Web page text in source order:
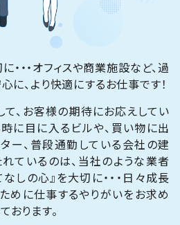
・・・オフィスや商業施設など、過
に、より快適にするお仕事です！
、お客様の期待にお応えしてい
に目に入るビルや、買い物に出
ー、普段通勤している会社の建
ているのは、当社のような業者
しの心』を大切に・・・日々成長
めに仕事するやりがいをお求め
おります。